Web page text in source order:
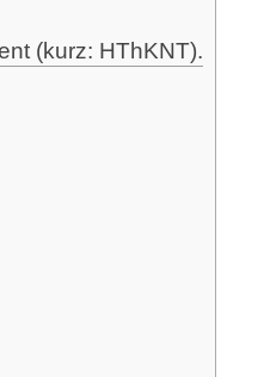
(kurz: HThKNT).